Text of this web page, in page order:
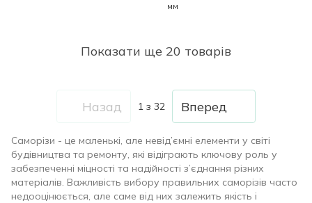
мм
Показати ще 20 товарів
Назад 1 з 32 Вперед
Саморізи - це маленькі, але невід’ємні елементи у світі
будівництва та ремонту, які відіграють ключову роль у
забезпеченні міцності та надійності з’єднання різних
матеріалів. Важливість вибору правильних саморізів часто
недооцінюється, але саме від них залежить якість і